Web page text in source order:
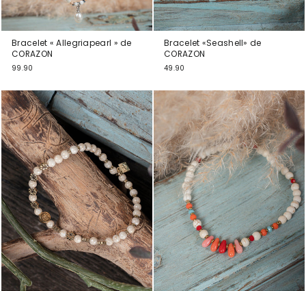
Bracelet « Allegriapearl » de
CORAZON
99.90
Bracelet «Seashell» de
CORAZON
49.90